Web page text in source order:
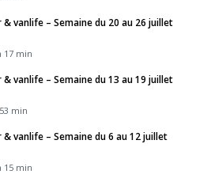
vanlife – Semaine du 20 au 26 juillet
17 min
vanlife – Semaine du 13 au 19 juillet
min
vanlife – Semaine du 6 au 12 juillet
15 min